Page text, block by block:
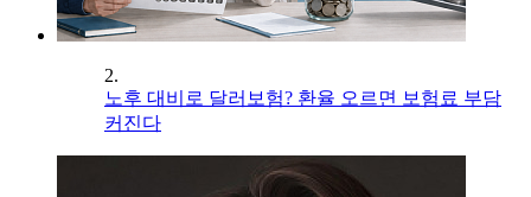
2.
노후 대비로 달러보험? 환율 오르면 보험료 부담
커진다